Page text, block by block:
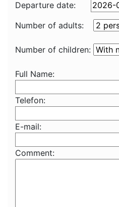
Departure date:
Number of adults:
Number of children:
Full Name:
Telefon:
E-mail:
Comment: